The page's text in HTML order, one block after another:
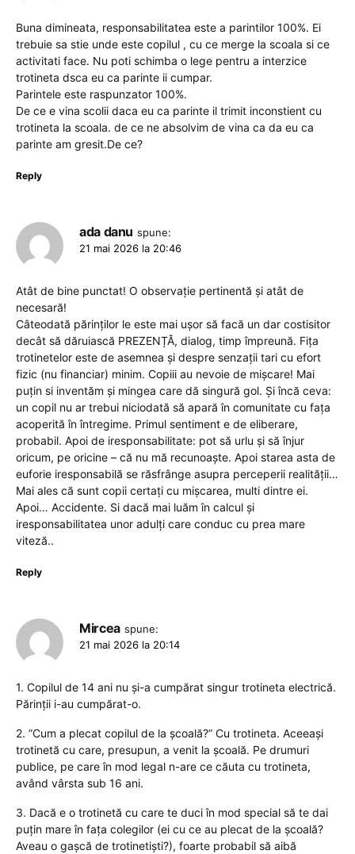
Buna dimineata, responsabilitatea este a parintilor 100%. Ei
trebuie sa stie unde este copilul , cu ce merge la scoala si ce
activitati face. Nu poti schimba o lege pentru a interzice
trotineta dsca eu ca parinte ii cumpar.
Parintele este raspunzator 100%.
De ce e vina scolii daca eu ca parinte il trimit inconstient cu
trotineta la scoala. de ce ne absolvim de vina ca da eu ca
parinte am gresit.De ce?
Reply
ada danu spune:
21 mai 2026 la 20:46
Atât de bine punctat! O observație pertinentă și atât de
necesară!
Câteodată părinților le este mai ușor să facă un dar costisitor
decât să dăruiască PREZENȚĂ, dialog, timp împreună. Fița
trotinetelor este de asemnea și despre senzații tari cu efort
fizic (nu financiar) minim. Copiii au nevoie de mișcare! Mai
puțin si inventăm și mingea care dă singură gol. Și încă ceva:
un copil nu ar trebui niciodată să apară în comunitate cu fața
acoperită în întregime. Primul sentiment e de eliberare,
probabil. Apoi de iresponsabilitate: pot să urlu și să înjur
oricum, pe oricine – că nu mă recunoaște. Apoi starea asta de
euforie iresponsabilă se răsfrânge asupra perceperii realității…
Mai ales că sunt copii certați cu mișcarea, multi dintre ei.
Apoi… Accidente. Si dacă mai luăm în calcul și
iresponsabilitatea unor adulți care conduc cu prea mare
viteză..
Reply
Mircea spune:
21 mai 2026 la 20:14
1. Copilul de 14 ani nu și-a cumpărat singur trotineta electrică.
Părinții i-au cumpărat-o.
2. ”Cum a plecat copilul de la școală?” Cu trotineta. Aceeași
trotinetă cu care, presupun, a venit la școală. Pe drumuri
publice, pe care în mod legal n-are ce căuta cu trotineta,
având vârsta sub 16 ani.
3. Dacă e o trotinetă cu care te duci în mod special să te dai
puțin mare în fața colegilor (ei cu ce au plecat de la școală?
Aveau o gașcă de trotinetiști?), foarte probabil să aibă